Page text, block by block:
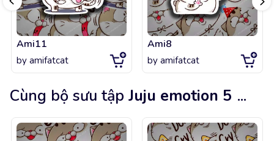
Ami11
by amifatcat
Ami8
by amifatcat
Cùng bộ sưu tập Juju emotion 5 ...